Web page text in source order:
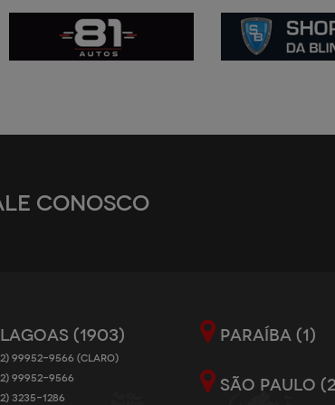
CONOSCO
(1903)
99952-9566 (CLARO)
99952-9566
3235-1286
PARAÍBA (1)
SÃO PAULO